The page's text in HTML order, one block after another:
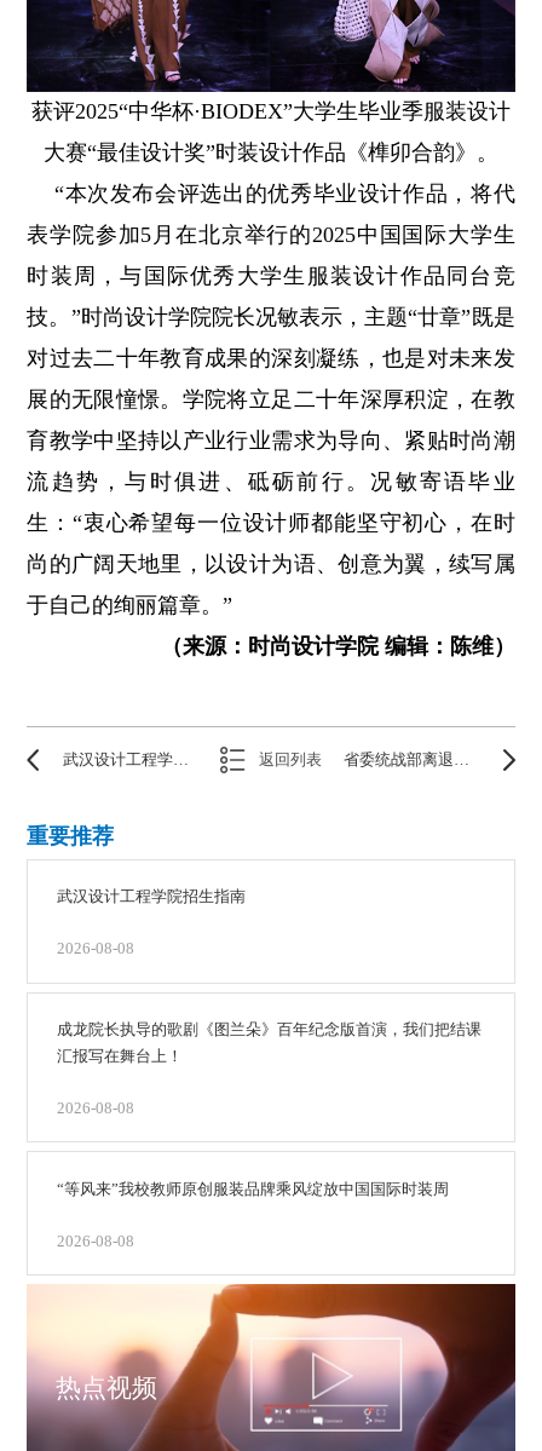
获评2025“中华杯·BIODEX”大学生毕业季服装设计
大赛“最佳设计奖”时装设计作品《榫卯合韵》。
“本次发布会评选出的优秀毕业设计作品，将代
表学院参加5月在北京举行的2025中国国际大学生
时装周，与国际优秀大学生服装设计作品同台竞
技。”时尚设计学院院长况敏表示 ，主题“廿章”既是
对过去二十年教育成果的深刻凝练，也是对未来发
展的无限憧憬。学院将立足二十年深厚积淀，在教
育教学中坚持以产业行业需求为导向、紧贴时尚潮
流趋势，与时俱进、砥砺前行。况敏寄语毕业
生：“衷心希望每一位设计师都能坚守初心，在时
尚的广阔天地里，以设计为语、创意为翼，续写属
于自己的绚丽篇章。”
（来源：时尚设计学院 编辑：陈维）
武汉设计工程学院2025年招生宣传工作会议召开 返回列表 省委统战部离退休干部来校开展关心下一代“手拉手”互学互鉴活动
重要推荐
武汉设计工程学院招生指南
2026-08-08
成龙院长执导的歌剧《图兰朵》百年纪念版首演，我们把结课
汇报写在舞台上！
2026-08-08
“等风来”我校教师原创服装品牌乘风绽放中国国际时装周
2026-08-08
热点视频